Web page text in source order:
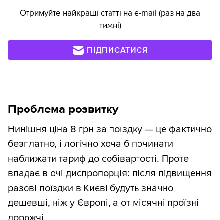
Отримуйте найкращі статті на e-mail (раз на два
тижні)
ПІДПИСАТИСЯ
Проблема розвитку
Нинішня ціна 8 грн за поїздку — це фактично
безплатно, і логічно хоча б починати
наближати тариф до собівартості. Проте
впадає в очі диспропорція: після підвищення
разові поїздки в Києві будуть значно
дешевші, ніж у Європі, а от місячні проїзні
дорожчі.